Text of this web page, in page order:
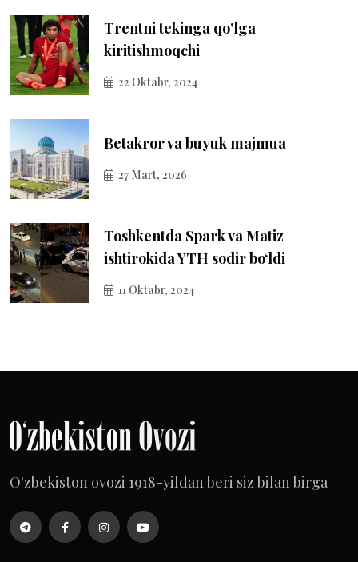
Trentni tekinga qo’lga
kiritishmoqchi
22 Oktabr, 2024
Betakror va buyuk majmua
27 Mart, 2026
Toshkentda Spark va Matiz
ishtirokida YTH sodir bo‘ldi
11 Oktabr, 2024
O'zbekiston ovozi 1918-yildan beri siz bilan birga